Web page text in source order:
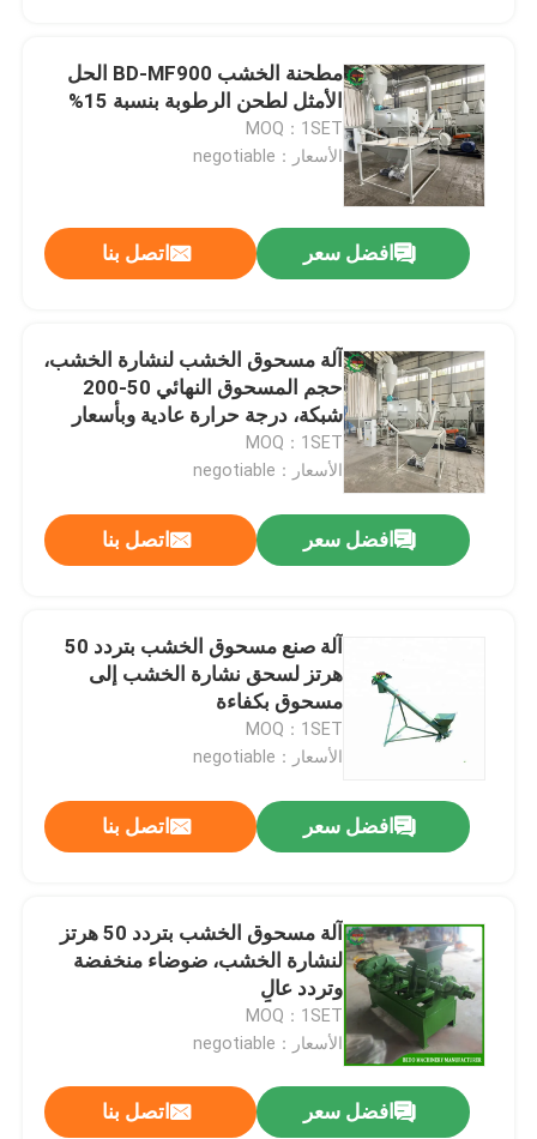
مطحنة الخشب BD-MF900 الحل
الأمثل لطحن الرطوبة بنسبة 15%
MOQ：1SET
الأسعار：negotiable
افضل سعر اتصل بنا
آلة مسحوق الخشب لنشارة الخشب،
حجم المسحوق النهائي 50-200
شبكة، درجة حرارة عادية وبأسعار
معقولة
MOQ：1SET
الأسعار：negotiable
افضل سعر اتصل بنا
آلة صنع مسحوق الخشب بتردد 50
هرتز لسحق نشارة الخشب إلى
مسحوق بكفاءة
MOQ：1SET
الأسعار：negotiable
افضل سعر اتصل بنا
آلة مسحوق الخشب بتردد 50 هرتز
لنشارة الخشب، ضوضاء منخفضة
وتردد عالٍ
MOQ：1SET
الأسعار：negotiable
افضل سعر اتصل بنا